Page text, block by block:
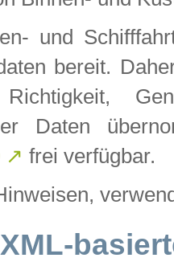
und
bereit.
Daten
↗ frei verfügbar.